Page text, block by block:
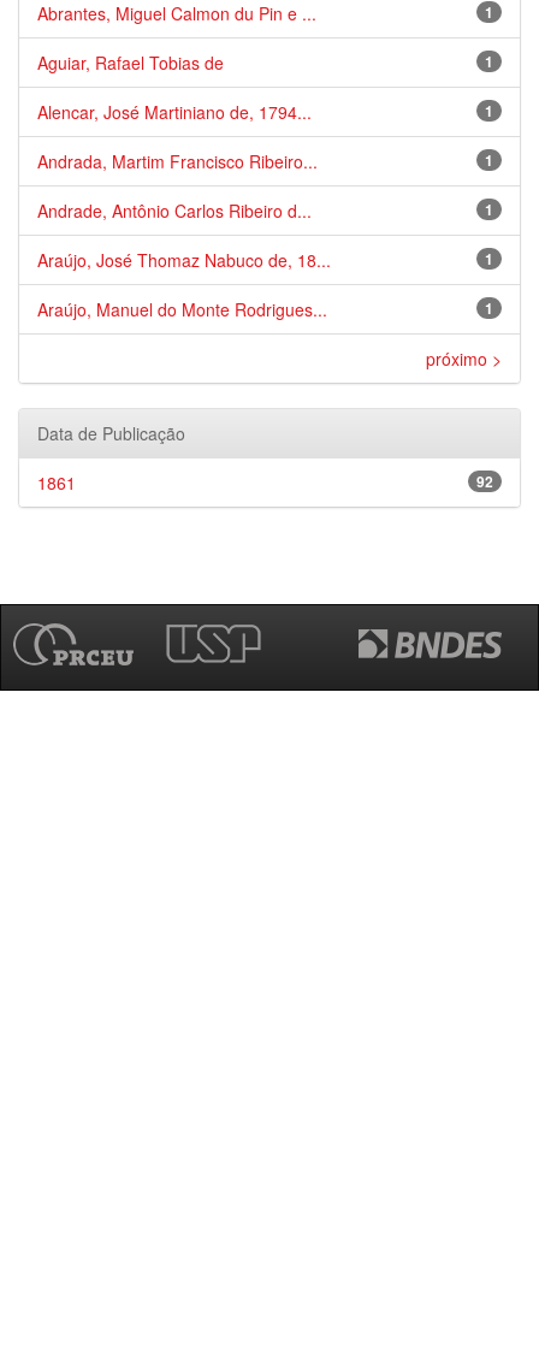
1
Abrantes, Miguel Calmon du Pin e ...
1
Aguiar, Rafael Tobias de
1
Alencar, José Martiniano de, 1794...
1
Andrada, Martim Francisco Ribeiro...
1
Andrade, Antônio Carlos Ribeiro d...
1
Araújo, José Thomaz Nabuco de, 18...
1
Araújo, Manuel do Monte Rodrigues...
próximo >
Data de Publicação
92
1861